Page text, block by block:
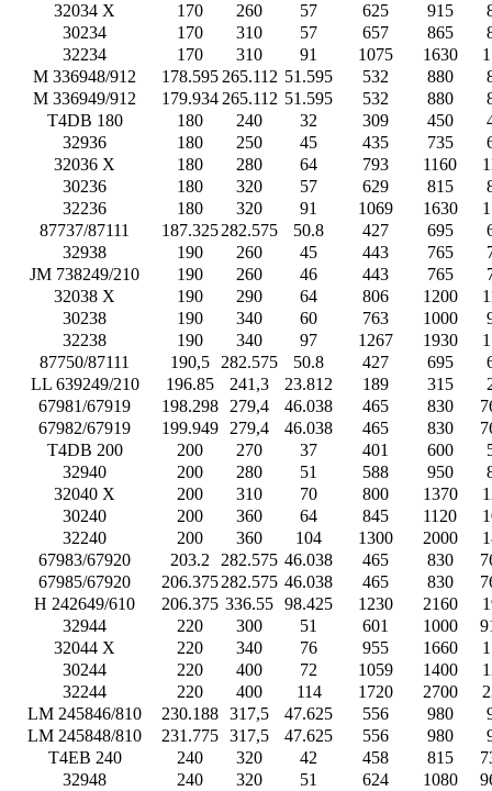
32034 X
170 260 57 625 915
30234
170 310 57 657 865
32234
170 310 91 1075 1630
M 336948/912
178.595 265.112 51.595 532 880
M 336949/912
179.934 265.112 51.595 532 880
T4DB 180
180 240 32 309 450
32936
180 250 45 435 735
32036 X
180 280 64 793 1160
30236
180 320 57 629 815
32236
180 320 91 1069 1630
87737/87111
187.325282.575 50.8 427 695
32938
190 260 45 443 765
JM 738249/210
190 260 46 443 765
32038 X
190 290 64 806 1200
30238
190 340 60 763 1000
32238
190 340 97 1267 1930
87750/87111
190,5 282.575 50.8 427 695
LL 639249/210
196.85 241,3 23.812 189 315
67981/67919
198.298 279,4 46.038 465 830
67982/67919
199.949 279,4 46.038 465 830
T4DB 200
200 270 37 401 600
32940
200 280 51 588 950
32040 X
200 310 70 800 1370
30240
200 360 64 845 1120
32240
200 360 104 1300 2000
67983/67920
203.2 282.575 46.038 465 830
67985/67920
206.375282.575 46.038 465 830
H 242649/610
206.375 336.55 98.425 1230 2160
32944
220 300 51 601 1000
32044 X
220 340 76 955 1660
30244
220 400 72 1059 1400
32244
220 400 114 1720 2700
LM 245846/810
230.188 317,5 47.625 556 980
LM 245848/810
231.775 317,5 47.625 556 980
T4EB 240
240 320 42 458 815
32948
240 320 51 624 1080